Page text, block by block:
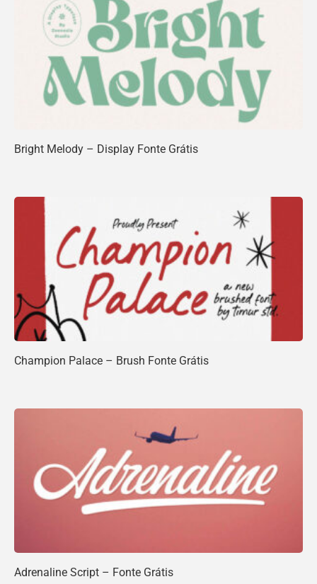
Bright Melody – Display Fonte Grátis
Champion Palace – Brush Fonte Grátis
Adrenaline Script – Fonte Grátis